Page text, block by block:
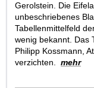
Gerolstein. Die
unbeschriebenes
Tabellenmittelfeld
wenig bekannt. Das
Philipp Kossmann,
verzichten.
mehr